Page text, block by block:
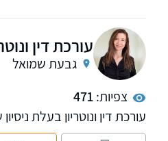
עורכת דין
גבעת שמואל
צפיות:471
המעמד האישי, לרבות גירושין,